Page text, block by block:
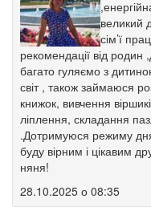
великий
сім’ї
рекомендації від родин
багато гуляємо з
світ , також займаюся
книжок, вивчення
ліплення, складання
.Дотримуюся режиму дня,
буду вірним і цікавим
няня!
28.10.2025 о 08:35